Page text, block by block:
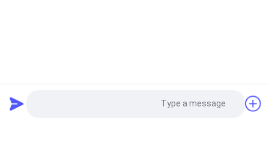
الهيدروليكية آلة رفع